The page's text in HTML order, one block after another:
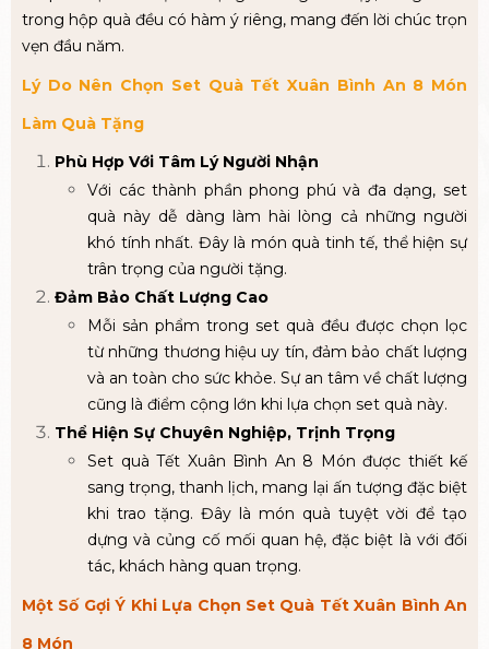
trong hộp quà đều có hàm ý riêng, mang đến lời chúc trọn
vẹn đầu năm.
Lý Do Nên Chọn Set Quà Tết Xuân Bình An 8 Món
Làm Quà Tặng
Phù Hợp Với Tâm Lý Người Nhận
Với các thành phần phong phú và đa dạng, set
quà này dễ dàng làm hài lòng cả những người
khó tính nhất. Đây là món quà tinh tế, thể hiện sự
trân trọng của người tặng.
Đảm Bảo Chất Lượng Cao
Mỗi sản phẩm trong set quà đều được chọn lọc
từ những thương hiệu uy tín, đảm bảo chất lượng
và an toàn cho sức khỏe. Sự an tâm về chất lượng
cũng là điểm cộng lớn khi lựa chọn set quà này.
Thể Hiện Sự Chuyên Nghiệp, Trịnh Trọng
Set quà Tết Xuân Bình An 8 Món được thiết kế
sang trọng, thanh lịch, mang lại ấn tượng đặc biệt
khi trao tặng. Đây là món quà tuyệt vời để tạo
dựng và củng cố mối quan hệ, đặc biệt là với đối
tác, khách hàng quan trọng.
Một Số Gợi Ý Khi Lựa Chọn Set Quà Tết Xuân Bình An
8 Món